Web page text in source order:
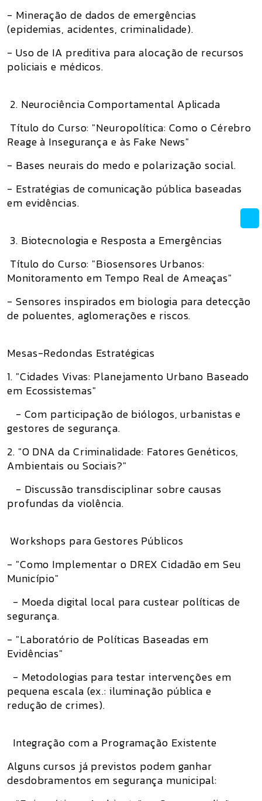
- Mineração de dados de emergências
(epidemias, acidentes, criminalidade).
- Uso de IA preditiva para alocação de recursos
policiais e médicos.
2. Neurociência Comportamental Aplicada
Título do Curso: "Neuropolítica: Como o Cérebro
Reage à Insegurança e às Fake News"
- Bases neurais do medo e polarização social.
- Estratégias de comunicação pública baseadas
em evidências.
3. Biotecnologia e Resposta a Emergências
Título do Curso: "Biosensores Urbanos:
Monitoramento em Tempo Real de Ameaças"
- Sensores inspirados em biologia para detecção
de poluentes, aglomerações e riscos.
Mesas-Redondas Estratégicas
1. "Cidades Vivas: Planejamento Urbano Baseado
em Ecossistemas"
- Com participação de biólogos, urbanistas e
gestores de segurança.
2. "O DNA da Criminalidade: Fatores Genéticos,
Ambientais ou Sociais?"
- Discussão transdisciplinar sobre causas
profundas da violência.
Workshops para Gestores Públicos
- "Como Implementar o DREX Cidadão em Seu
Município"
- Moeda digital local para custear políticas de
segurança.
- "Laboratório de Políticas Baseadas em
Evidências"
- Metodologias para testar intervenções em
pequena escala (ex.: iluminação pública e
redução de crimes).
Integração com a Programação Existente
Alguns cursos já previstos podem ganhar
desdobramentos em segurança municipal: